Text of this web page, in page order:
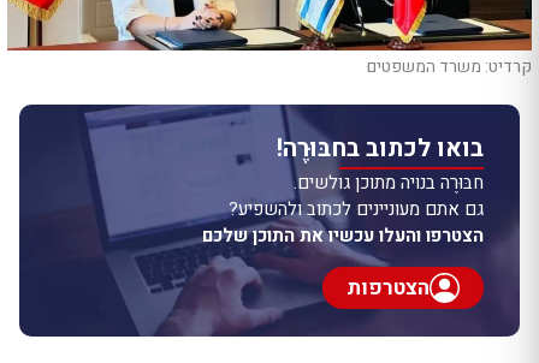
קרדיט: משרד המשפטים
בואו לכתוב בחבּוּרֶה!
חבּוּרֶה בנויה מתוכן גולשים.
גם אתם מעוניינים לכתוב ולהשפיע?
הצטרפו והעלו עכשיו את התוכן שלכם
הצטרפות